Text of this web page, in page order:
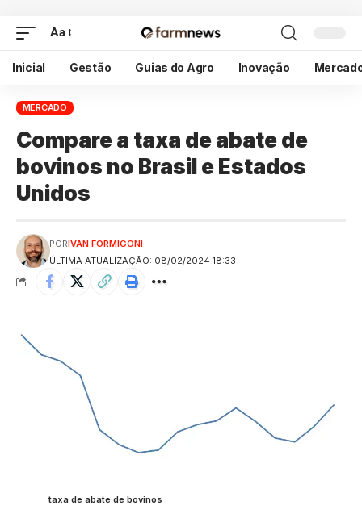
Aa
Inicial Gestão Guias do Agro Inovação
MERCADO
Compare a taxa de abate de
bovinos no Brasil e Estados
Unidos
ÚLTIMA ATUALIZAÇÃO: 08/02/2024 18:33
PORIVAN FORMIGONI
taxa de abate de bovinos